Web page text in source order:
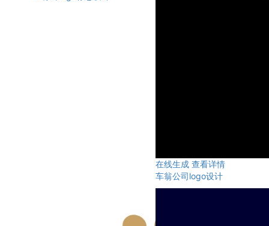
在线生成 查看详情
车翁公司logo设计